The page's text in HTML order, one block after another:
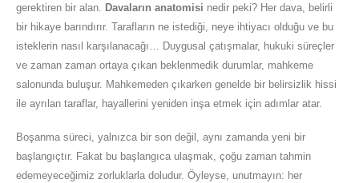
gerektiren bir alan. Davaların anatomisi nedir peki? Her dava, belirli
bir hikaye barındırır. Tarafların ne istediği, neye ihtiyacı olduğu ve bu
isteklerin nasıl karşılanacağı… Duygusal çatışmalar, hukuki süreçler
ve zaman zaman ortaya çıkan beklenmedik durumlar, mahkeme
salonunda buluşur. Mahkemeden çıkarken genelde bir belirsizlik hissi
ile ayrılan taraflar, hayallerini yeniden inşa etmek için adımlar atar.
Boşanma süreci, yalnızca bir son değil, aynı zamanda yeni bir
başlangıçtır. Fakat bu başlangıca ulaşmak, çoğu zaman tahmin
edemeyeceğimiz zorluklarla doludur. Öyleyse, unutmayın: her